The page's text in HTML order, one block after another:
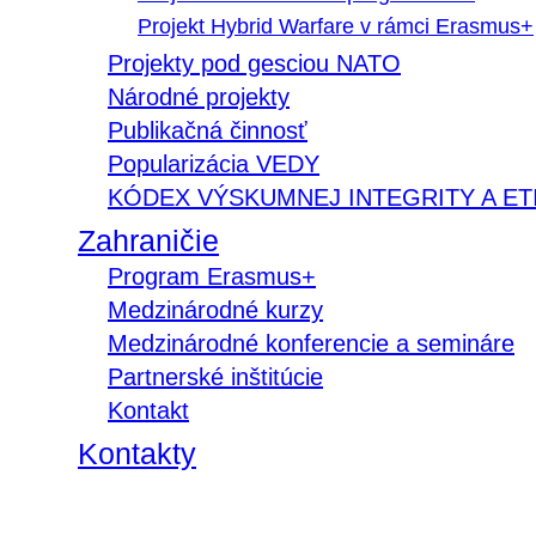
Projekt Hybrid Warfare v rámci Erasmus+
Projekty pod gesciou NATO
Národné projekty
Publikačná činnosť
Popularizácia VEDY
KÓDEX VÝSKUMNEJ INTEGRITY A
Zahraničie
Program Erasmus+
Medzinárodné kurzy
Medzinárodné konferencie a semináre
Partnerské inštitúcie
Kontakt
Kontakty